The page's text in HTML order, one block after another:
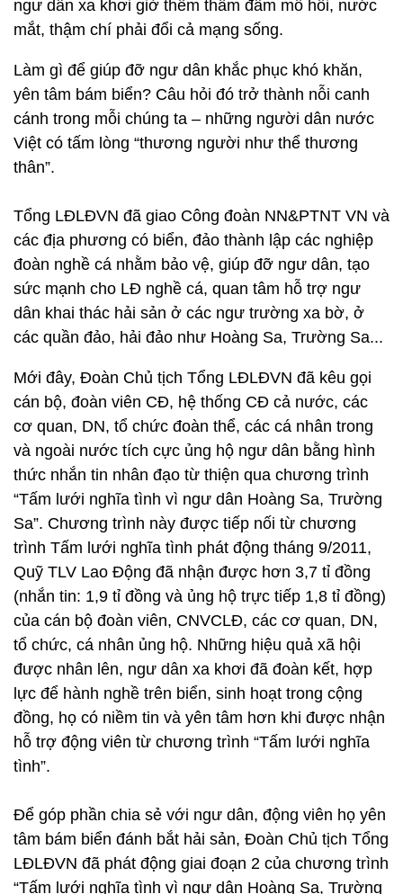
ngư dân xa khơi giờ thêm thấm đẫm mồ hôi, nước
mắt, thậm chí phải đổi cả mạng sống.
Làm gì để giúp đỡ ngư dân khắc phục khó khăn,
yên tâm bám biển? Câu hỏi đó trở thành nỗi canh
cánh trong mỗi chúng ta – những người dân nước
Việt có tấm lòng “thương người như thể thương
thân”.
Tổng LĐLĐVN đã giao Công đoàn NN&PTNT VN và
các địa phương có biển, đảo thành lập các nghiệp
đoàn nghề cá nhằm bảo vệ, giúp đỡ ngư dân, tạo
sức mạnh cho LĐ nghề cá, quan tâm hỗ trợ ngư
dân khai thác hải sản ở các ngư trường xa bờ, ở
các quần đảo, hải đảo như Hoàng Sa, Trường Sa...
Mới đây, Đoàn Chủ tịch Tổng LĐLĐVN đã kêu gọi
cán bộ, đoàn viên CĐ, hệ thống CĐ cả nước, các
cơ quan, DN, tổ chức đoàn thể, các cá nhân trong
và ngoài nước tích cực ủng hộ ngư dân bằng hình
thức nhắn tin nhân đạo từ thiện qua chương trình
“Tấm lưới nghĩa tình vì ngư dân Hoàng Sa, Trường
Sa”. Chương trình này được tiếp nối từ chương
trình Tấm lưới nghĩa tình phát động tháng 9/2011,
Quỹ TLV Lao Động đã nhận được hơn 3,7 tỉ đồng
(nhắn tin: 1,9 tỉ đồng và ủng hộ trực tiếp 1,8 tỉ đồng)
của cán bộ đoàn viên, CNVCLĐ, các cơ quan, DN,
tổ chức, cá nhân ủng hộ. Những hiệu quả xã hội
được nhân lên, ngư dân xa khơi đã đoàn kết, hợp
lực để hành nghề trên biển, sinh hoạt trong cộng
đồng, họ có niềm tin và yên tâm hơn khi được nhận
hỗ trợ động viên từ chương trình “Tấm lưới nghĩa
tình”.
Để góp phần chia sẻ với ngư dân, động viên họ yên
tâm bám biển đánh bắt hải sản, Đoàn Chủ tịch Tổng
LĐLĐVN đã phát động giai đoạn 2 của chương trình
“Tấm lưới nghĩa tình vì ngư dân Hoàng Sa, Trường